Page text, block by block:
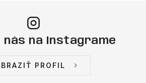
nás na Instagrame
PROFIL